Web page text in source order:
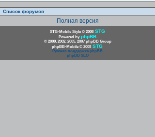
Список форумов
Полная версия
STG-Mobile Style © 2008 STG
Powered by phpBB
© 2000, 2002, 2005, 2007 phpBB Group
phpBB-Mobile © 2008 STG
Русская поддержка phpBB
phpBB SEO